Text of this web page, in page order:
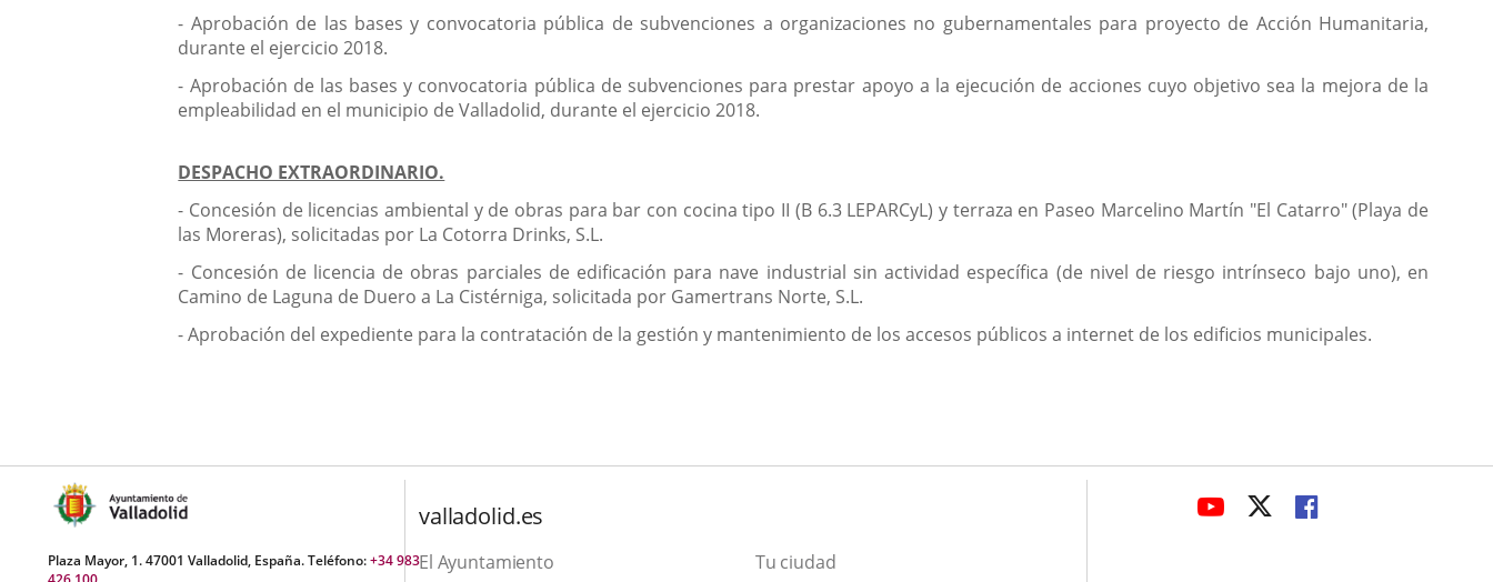
- Aprobación de las bases y convocatoria pública de subvenciones a organizaciones no gubernamentales para proyecto de Acción Humanitaria,
durante el ejercicio 2018.
- Aprobación de las bases y convocatoria pública de subvenciones para prestar apoyo a la ejecución de acciones cuyo objetivo sea la mejora de la
empleabilidad en el municipio de Valladolid, durante el ejercicio 2018.
DESPACHO EXTRAORDINARIO.
- Concesión de licencias ambiental y de obras para bar con cocina tipo II (B 6.3 LEPARCyL) y terraza en Paseo Marcelino Martín "El Catarro" (Playa de
las Moreras), solicitadas por La Cotorra Drinks, S.L.
- Concesión de licencia de obras parciales de edificación para nave industrial sin actividad específica (de nivel de riesgo intrínseco bajo uno), en
Camino de Laguna de Duero a La Cistérniga, solicitada por Gamertrans Norte, S.L.
- Aprobación del expediente para la contratación de la gestión y mantenimiento de los accesos públicos a internet de los edificios municipales.
Plaza Mayor, 1. 47001 Valladolid, España. Teléfono:+34 983
valladolid.es
El Ayuntamiento
Tu ciudad
ENLACEENLACE